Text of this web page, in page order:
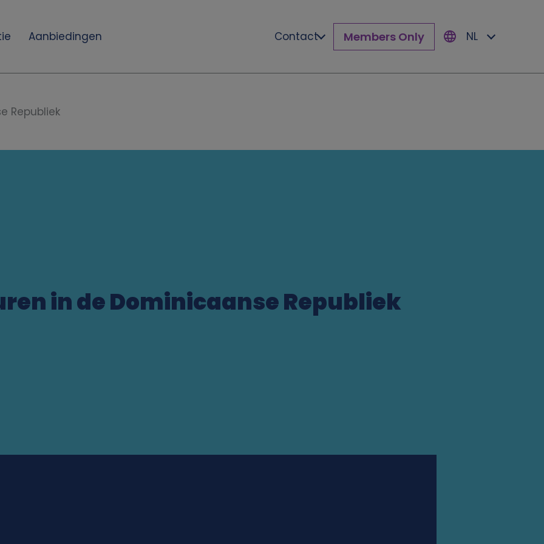
Aanbiedingen Contact Members Only NL
Republiek
in de Dominicaanse Republiek